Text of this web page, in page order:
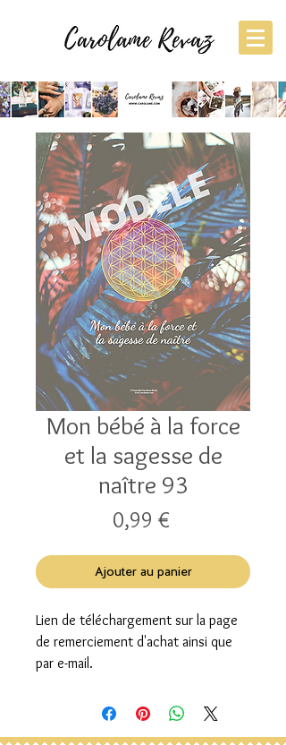
Mon bébé à la force
et la sagesse de
naître 93
0,99 €Prix
Ajouter au panier
Lien de téléchargement sur la page
de remerciement d'achat ainsi que
par e-mail.